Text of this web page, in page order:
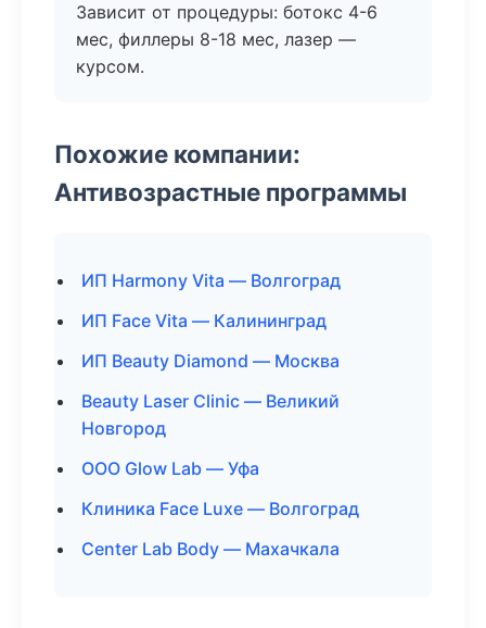
Зависит от процедуры: ботокс 4-6
мес, филлеры 8-18 мес, лазер —
курсом.
Похожие компании:
Антивозрастные программы
ИП Harmony Vita — Волгоград
ИП Face Vita — Калининград
ИП Beauty Diamond — Москва
Beauty Laser Clinic — Великий
Новгород
ООО Glow Lab — Уфа
Клиника Face Luxe — Волгоград
Center Lab Body — Махачкала